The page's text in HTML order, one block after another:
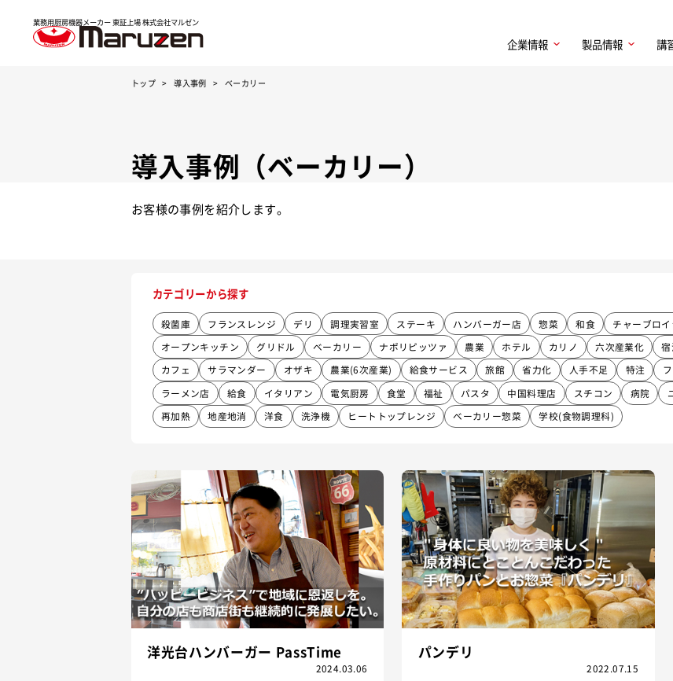
業務用厨房機器メーカー 東証上場株式会社マルゼン
企業情報 製品情報 講
トップ 導入事例 ベーカリー
導入事例（ベーカリー）
お客様の事例を紹介します。
カテゴリーから探す
殺菌庫 フランスレンジ デリ 調理実習室 ステーキ ハンバーガー店 惣菜 和食 チャーブロイ
オープンキッチン
グリドル ベーカリー ナポリピッツァ 農業 ホテル カリノ 六次産業化
カフェ
サラマンダー オザキ 農業(6次産業) 給食サービス 旅館 省力化 人手不足 特注
ラーメン店
給食 イタリアン 電気厨房 食堂 福祉 パスタ 中国料理店 スチコン 病院
再加熱
地産地消 洋食 洗浄機 ヒートトップレンジ ベーカリー惣菜 学校(食物調理科)
洋光台ハンバーガー PassTime
2024.03.06
パンデリ
2022.07.15